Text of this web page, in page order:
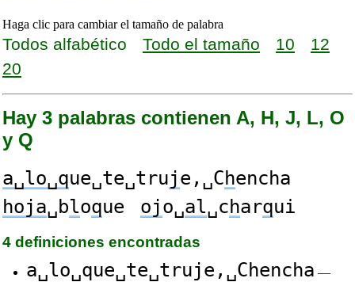
Haga clic para cambiar el tamaño de palabra
Todos alfabético Todo el tamaño 10
12
20
Hay 3 palabras contienen A, H, J, L, O
y Q
a␣lo␣que␣te␣truje,␣Chencha
hoja␣bloque ojo␣al␣charqui
4 definiciones encontradas
a␣lo␣que␣te␣truje,␣Chencha —